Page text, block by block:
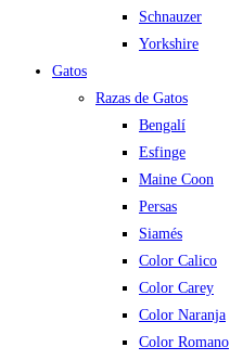
Schnauzer
Yorkshire
Gatos
Razas de Gatos
Bengalí
Esfinge
Maine Coon
Persas
Siamés
Color Calico
Color Carey
Color Naranja
Color Romano